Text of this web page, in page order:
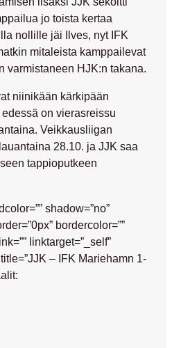
jo toista kertaa
nollille jäi Ilves, nyt IFK
mitaleista kamppailevat
varmistaneen HJK:n takana.
niinikään kärkipään
on vierasreissu
Veikkausliigan
28.10. ja JJK saa
tappioputkeen
shadow=”no”
bordercolor=””
linktarget=”_self”
title=”JJK – IFK Mariehamn 1-